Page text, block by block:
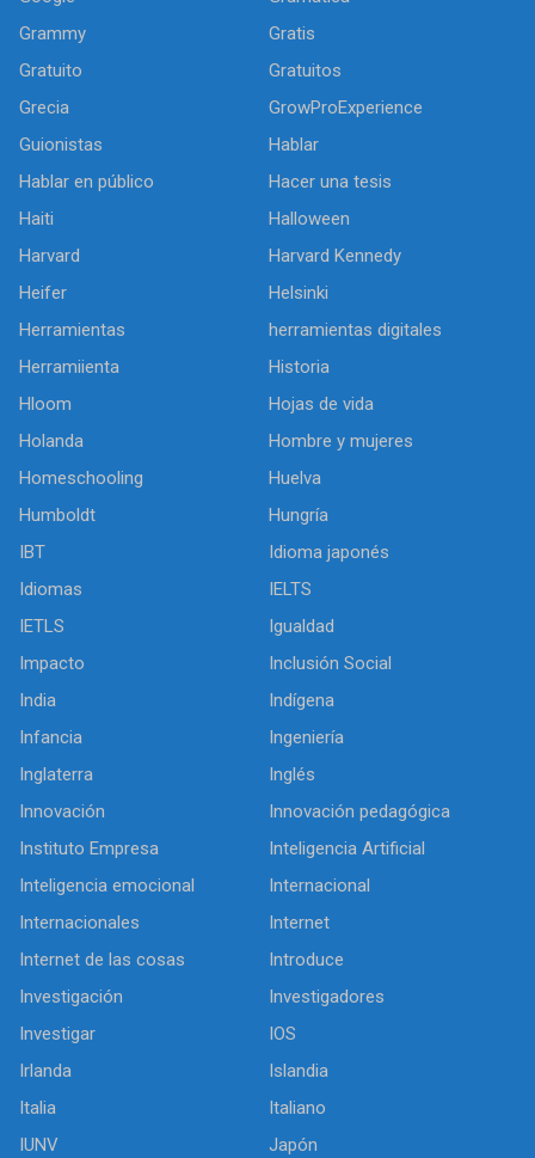
Grammy
Gratis
Gratuito
Gratuitos
Grecia
GrowProExperience
Guionistas
Hablar
Hablar en público
Hacer una tesis
Haiti
Halloween
Harvard
Harvard Kennedy
Heifer
Helsinki
Herramientas
herramientas digitales
Herramiienta
Historia
Hloom
Hojas de vida
Holanda
Hombre y mujeres
Homeschooling
Huelva
Humboldt
Hungría
IBT
Idioma japonés
Idiomas
IELTS
IETLS
Igualdad
Impacto
Inclusión Social
India
Indígena
Infancia
Ingeniería
Inglaterra
Inglés
Innovación
Innovación pedagógica
Instituto Empresa
Inteligencia Artificial
Inteligencia emocional
Internacional
Internacionales
Internet
Internet de las cosas
Introduce
Investigación
Investigadores
Investigar
IOS
Irlanda
Islandia
Italia
Italiano
IUNV
Japón